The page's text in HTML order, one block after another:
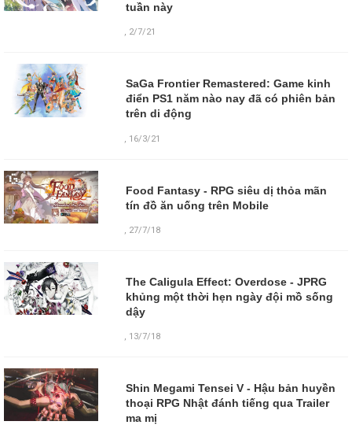
tuần này
, 2/7/21
SaGa Frontier Remastered: Game kinh
điển PS1 năm nào nay đã có phiên bản
trên di động
16/3/21
Food Fantasy - RPG siêu dị thỏa mãn
tín đồ ăn uống trên Mobile
, 27/7/18
The Caligula Effect: Overdose - JPRG
khủng một thời hẹn ngày đội mồ sống
dậy
, 13/7/18
Shin Megami Tensei V - Hậu bản huyền
thoại RPG Nhật đánh tiếng qua Trailer
ma mị